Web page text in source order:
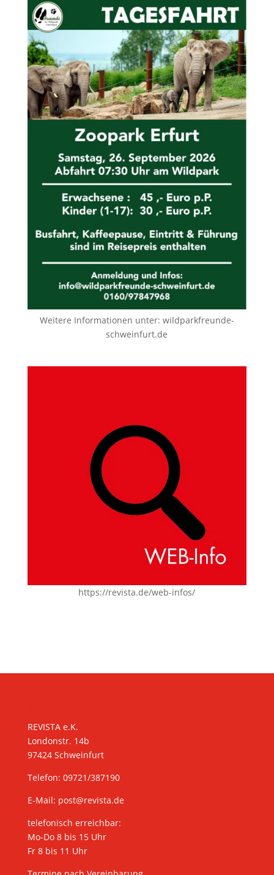
Weitere Informationen unter: wildparkfreunde-
schweinfurt.de
https://revista.de/web-infos/
REVISTA e.K.
Londonstr. 14b
97424 Schweinfurt
Telefon: 09721/387190
E-Mail: post@revista.de
telefonisch erreichbar:
Mo-Do 8 bis 15 Uhr
Fr 8 bis 11 Uhr